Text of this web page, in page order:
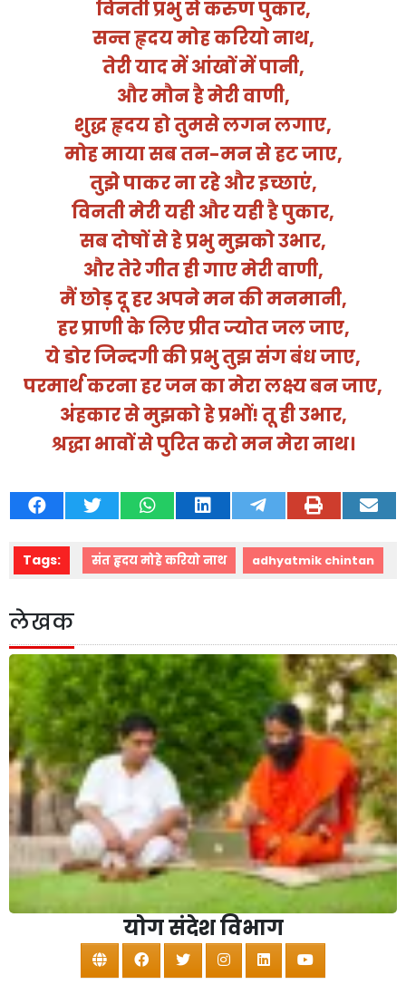
विनतीप्रभुसेकरुणपुकार,
सन्तहृदयमोहकरियोनाथ,
तेरीयादमेंआंखोंमेंपानी,
औरमौनहैमेरीवाणी,
शुद्धहृदयहोतुमसेलगनलगाए,
मोहमायासबतन-मनसेहटजाए,
तुझेपाकरनारहेऔरइच्छाएं,
विनतीमेरीयहीऔरयहीहैपुकार,
सबदोषोंसेहेप्रभुमुझकोउभार,
औरतेरेगीतहीगाएमेरीवाणी,
मैंछोड़दूहरअपनेमनकीमनमानी,
हरप्राणीकेलिएप्रीतज्योतजलजाए,
येडोरजिन्दगीकीप्रभुतुझसंगबंधजाए,
परमार्थकरनाहरजनकामेरालक्ष्यबनजाए,
अंहकारसेमुझकोहेप्रभों!तूहीउभार,
श्रद्धाभावोंसेपुरितकरोमनमेरानाथ।
Tags: संत हृदय मोहे करियो नाथ adhyatmik chintan
लेखक
योग संदेश विभाग